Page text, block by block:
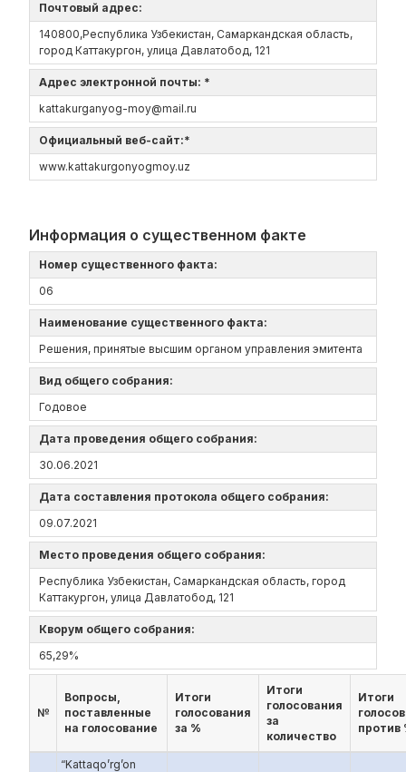
Почтовый адрес:
140800,Республика Узбекистан, Самаркандская область,
город Каттакургон, улица Давлатобод, 121
Адрес электронной почты: *
kattakurganyog-moy@mail.ru
Официальный веб-сайт:*
www.kattakurgonyogmoy.uz
Информация о существенном факте
Номер существенного факта:
06
Наименование существенного факта:
Решения, принятые высшим органом управления эмитента
Вид общего собрания:
Годовое
Дата проведения общего собрания:
30.06.2021
Дата составления протокола общего собрания:
09.07.2021
Место проведения общего собрания:
Республика Узбекистан, Самаркандская область, город
Каттакургон, улица Давлатобод, 121
Кворум общего собрания:
65,29%
№
Вопросы,
поставленные
на голосование
Итоги
голосования
за %
Итоги
голосования
за
количество
Итоги
против
“Kattaqo’rg’on